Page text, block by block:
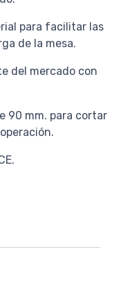
para facilitar las
de la mesa.
del mercado con
90 mm. para cortar